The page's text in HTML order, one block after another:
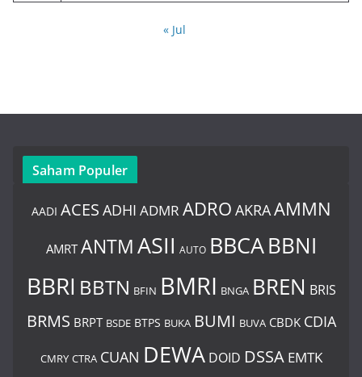
« Jul
Saham Populer
AADI ACES ADHI ADMR ADRO AKRAAMMN
AMRT ANTMASII AUTO BBCABBNI
BBRI BBTN BFIN BMRI BNGA BREN BRIS
BRMS BRPT BSDE BTPS BUKA BUMI BUVA CBDK CDIA
CMRY CTRA CUAN DEWA DOID DSSA EMTK